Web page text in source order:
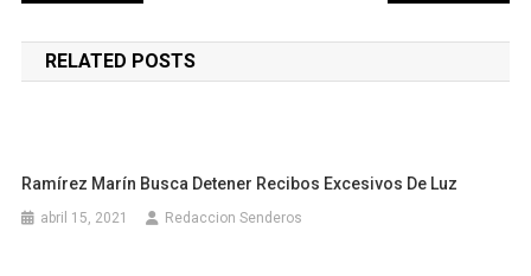
de
entradas
RELATED POSTS
Ramírez Marín Busca Detener Recibos Excesivos De Luz
abril 15, 2021 Redaccion Senderos